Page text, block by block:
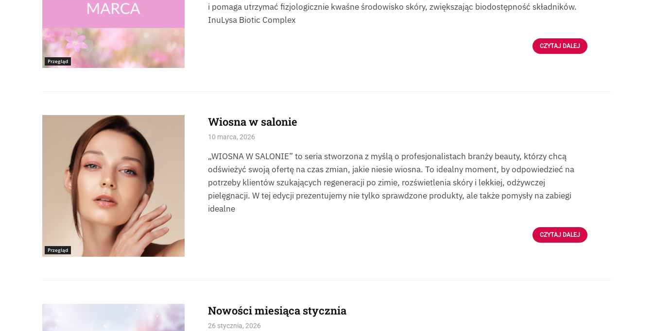
Przegląd
i pomaga utrzymać fizjologicznie kwaśne środowisko skóry, zwiększając biodostępność składników.
InuLysa Biotic Complex
CZYTAJ DALEJ
Źródło: Dmytro Buianskyi
Przegląd
Wiosna w salonie
10 marca, 2026
„WIOSNA W SALONIE” to seria stworzona z myślą o profesjonalistach branży beauty, którzy chcą
odświeżyć swoją ofertę na czas zmian, jakie niesie wiosna. To idealny moment, by odpowiedzieć na
potrzeby klientów szukających regeneracji po zimie, rozświetlenia skóry i lekkiej, odżywczej
pielęgnacji. W tej edycji prezentujemy nie tylko sprawdzone produkty, ale także pomysły na zabiegi
idealne
CZYTAJ DALEJ
Nowości miesiąca stycznia
26 stycznia, 2026